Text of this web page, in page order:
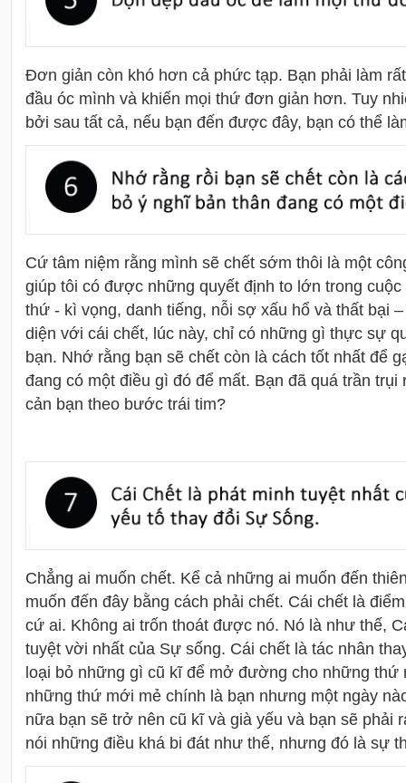
Đơn giản còn khó hơn cả phức tạp. Bạn phải làm
đầu óc mình và khiến mọi thứ đơn giản hơn. Tuy
bởi sau tất cả, nếu bạn đến được đây, bạn có thể
Cứ tâm niệm rằng mình sẽ chết sớm thôi là một
giúp tôi có được những quyết định to lớn trong
thứ - kì vọng, danh tiếng, nỗi sợ xấu hổ và thất bại
diện với cái chết, lúc này, chỉ có những gì thực sự
bạn. Nhớ rằng bạn sẽ chết còn là cách tốt nhất để
đang có một điều gì đó để mất. Bạn đã quá trần trụi
cản bạn theo bước trái tim?
Chẳng ai muốn chết. Kể cả những ai muốn đến
muốn đến đây bằng cách phải chết. Cái chết là
cứ ai. Không ai trốn thoát được nó. Nó là như thế,
tuyệt vời nhất của Sự sống. Cái chết là tác nhân
loại bỏ những gì cũ kĩ để mở đường cho những thứ
những thứ mới mẻ chính là bạn nhưng một ngày
nữa bạn sẽ trở nên cũ kĩ và già yếu và bạn sẽ phải
nói những điều khá bi đát như thế, nhưng đó là sự